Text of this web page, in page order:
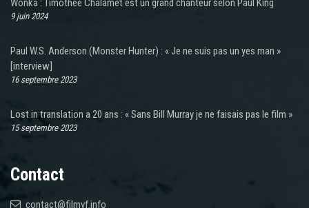
Wonka : Timothée Chalamet est un grand chanteur selon Paul King
9 juin 2024
Paul W.S. Anderson (Monster Hunter) : « Je ne suis pas un yes man »
[interview]
16 septembre 2023
Lost in translation a 20 ans : « Sans Bill Murray je ne faisais pas le film »
15 septembre 2023
Contact
contact@filmvf.info